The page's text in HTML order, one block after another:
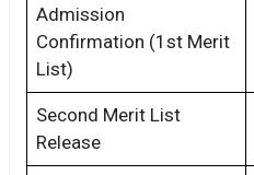
Admission
Confirmation (1st Merit
List)
Second Merit List
Release